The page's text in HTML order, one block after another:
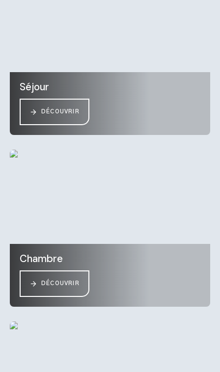
Séjour
DÉCOUVRIR
Chambre
DÉCOUVRIR